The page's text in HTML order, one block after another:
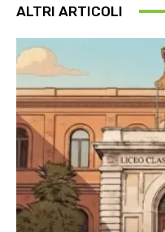
ALTRI ARTICOLI